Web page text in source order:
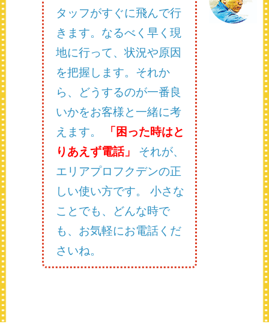
タッフがすぐに飛んで行
きます。なるべく早く現
地に行って、状況や原因
を把握します。それか
ら、どうするのが一番良
いかをお客様と一緒に考
えます。
「困った時はと
りあえず電話」
それが、
エリアプロフクデンの正
しい使い方です。 小さな
ことでも、どんな時で
も、お気軽にお電話くだ
さいね。